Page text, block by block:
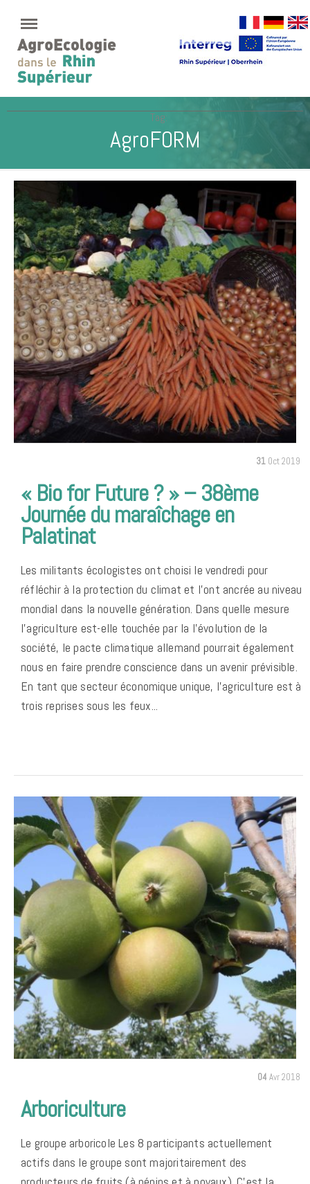
Tag:
AgroFORM
31 Oct 2019
« Bio for Future ? » – 38ème
Journée du maraîchage en
Palatinat
Les militants écologistes ont choisi le vendredi pour
réfléchir à la protection du climat et l’ont ancrée au niveau
mondial dans la nouvelle génération. Dans quelle mesure
l’agriculture est-elle touchée par la l’évolution de la
société, le pacte climatique allemand pourrait également
nous en faire prendre conscience dans un avenir prévisible.
En tant que secteur économique unique, l’agriculture est à
trois reprises sous les feux...
04 Avr 2018
Arboriculture
Le groupe arboricole Les 8 participants actuellement
actifs dans le groupe sont majoritairement des